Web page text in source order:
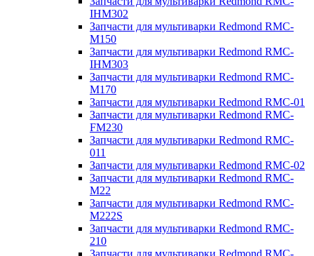
IHM302
Запчасти для мультиварки Redmond RMC-
M150
Запчасти для мультиварки Redmond RMC-
IHM303
Запчасти для мультиварки Redmond RMC-
M170
Запчасти для мультиварки Redmond RMC-01
Запчасти для мультиварки Redmond RMC-
FM230
Запчасти для мультиварки Redmond RMC-
011
Запчасти для мультиварки Redmond RMC-02
Запчасти для мультиварки Redmond RMC-
M22
Запчасти для мультиварки Redmond RMC-
M222S
Запчасти для мультиварки Redmond RMC-
210
Запчасти для мультиварки Redmond RMC-